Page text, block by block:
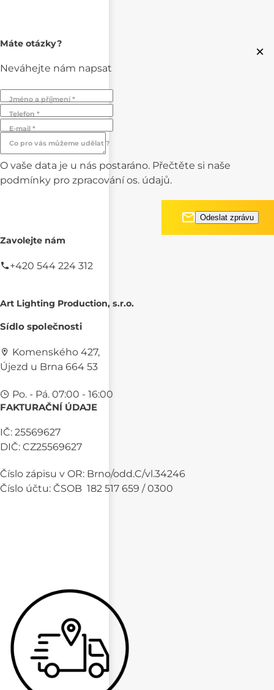
×
Máte otázky?
Neváhejte nám napsat
Jméno a příjmení *
Telefon *
E-mail *
Co pro vás můžeme udělat ?
O vaše data je u nás postaráno. Přečtěte si naše
podmínky pro zpracování os. údajů.
Zavolejte nám
+420 544 224 312
Art Lighting Production, s.r.o.
Sídlo společnosti
Komenského 427,
Újezd u Brna 664 53
Po. - Pá. 07:00 - 16:00
FAKTURAČNÍ ÚDAJE
IČ: 25569627
DIČ: CZ25569627
Číslo zápisu v OR: Brno/odd.C/vl.34246
Číslo účtu: ČSOB 182 517 659 / 0300